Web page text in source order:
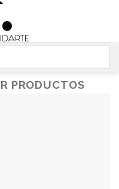
PRODUCTOS